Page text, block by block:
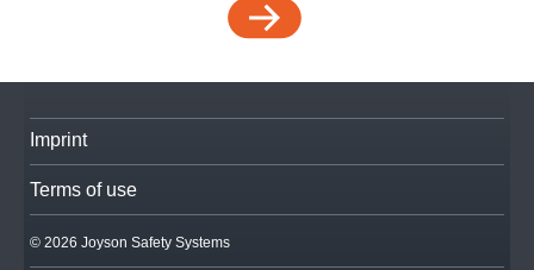
Imprint
Terms of use
© 2026 Joyson Safety Systems